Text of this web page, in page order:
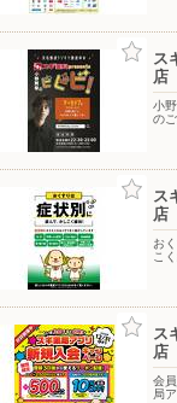
ヤマダデン
〒152-0034 東
サンドラッ
ス
店
小
のご
ス
店
お
こ
ス
店
会
局